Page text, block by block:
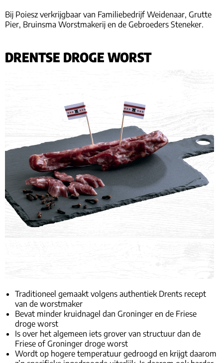
Bij Poiesz verkrijgbaar van Familiebedrijf Weidenaar, Grutte
Pier, Bruinsma Worstmakerij en de Gebroeders Steneker.
DRENTSE DROGE WORST
Traditioneel gemaakt volgens authentiek Drents recept
van de worstmaker
Bevat minder kruidnagel dan Groninger en de Friese
droge worst
Is over het algemeen iets grover van structuur dan de
Friese of Groninger droge worst
Wordt op hogere temperatuur gedroogd en krijgt daarom